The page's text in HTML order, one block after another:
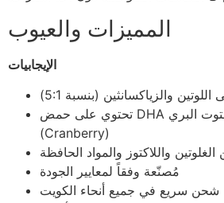
المميزات والعيوب
الإيجابيات
والزياكسانثين (بنسبة 5:1)
تحتوي على حمض DHA ومستخلص التوت البري
(Cranberry)
واللاكتوز والمواد الحافظة
مُصنّعة وفقاً لمعايير الجودة
شحن سريع في جميع أنحاء الكويت